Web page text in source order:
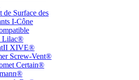
de Surface des
I-Cône
Lilac®
XIVE®
Screw-Vent®
Certain®